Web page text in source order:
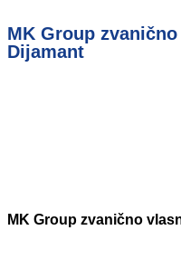
MK Group
Dijamant
MK Group zvanično